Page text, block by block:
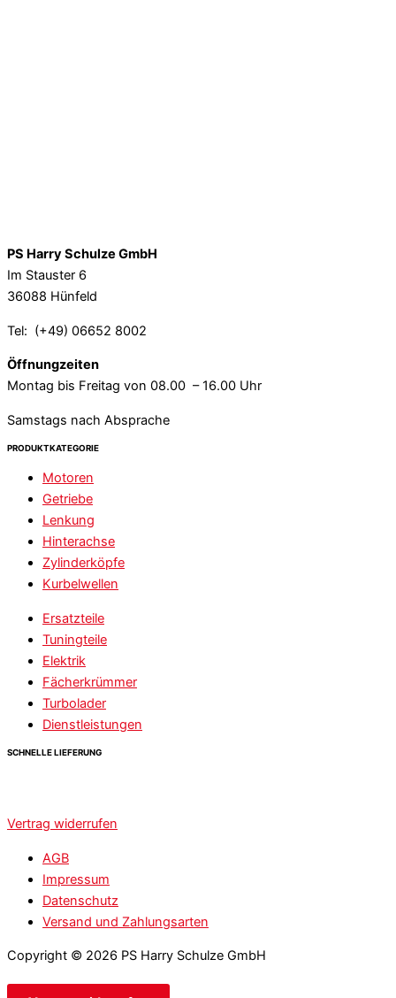
PS Harry Schulze GmbH
Im Stauster 6
36088 Hünfeld
Tel: (+49) 06652 8002
Öffnungzeiten
Montag bis Freitag von 08.00 – 16.00 Uhr
Samstags nach Absprache
PRODUKTKATEGORIE
Motoren
Getriebe
Lenkung
Hinterachse
Zylinderköpfe
Kurbelwellen
Ersatzteile
Tuningteile
Elektrik
Fächerkrümmer
Turbolader
Dienstleistungen
SCHNELLE LIEFERUNG
Vertrag widerrufen
AGB
Impressum
Datenschutz
Versand und Zahlungsarten
Copyright © 2026 PS Harry Schulze GmbH